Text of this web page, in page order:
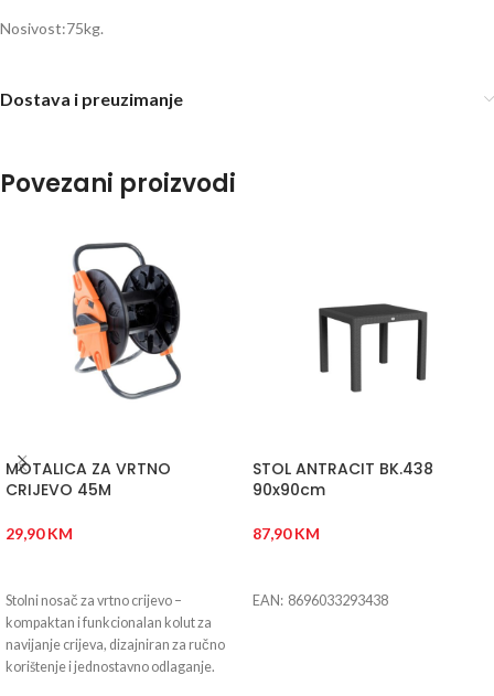
Nosivost:75kg.
Dostava i preuzimanje
Povezani proizvodi
MOTALICA ZA VRTNO
CRIJEVO 45M
29,90KM
Stolni nosač za vrtno crijevo –
kompaktan i funkcionalan kolut za
navijanje crijeva, dizajniran za ručno
korištenje i jednostavno odlaganje.
STOL ANTRACIT BK.438
90x90cm
87,90KM
EAN: 8696033293438